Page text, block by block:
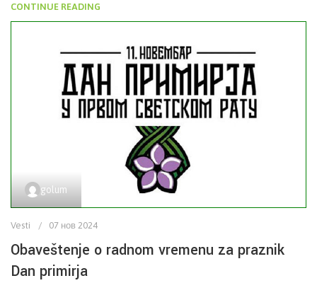
CONTINUE READING
golum
Vesti 07 нов 2024
Obaveštenje o radnom vremenu za praznik
Dan primirja